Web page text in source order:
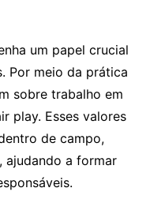
um papel crucial
Por meio da prática
sobre trabalho em
play. Esses valores
de campo,
ajudando a formar